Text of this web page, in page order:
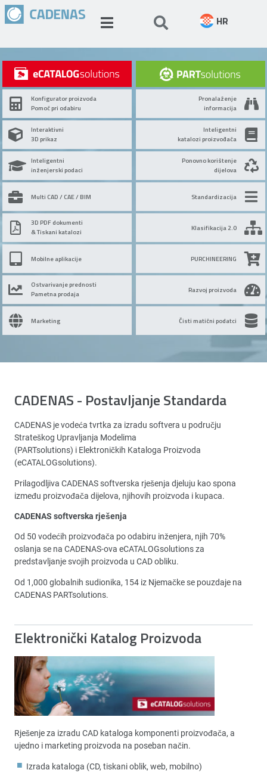
HR
Konfigurator proizvoda
Pomoć pri odabiru
Interaktivni
3D prikaz
Inteligentni
inženjerski podaci
Multi CAD / CAE / BIM
3D PDF dokumenti
& Tiskani katalozi
Mobilne aplikacije
Ostvarivanje prednosti
Pametna prodaja
Marketing
Pronalaženje
informacija
Inteligentni
katalozi proizvođača
Ponovno korištenje
dijelova
Standardizacija
Klasifikacija 2.0
PURCHINEERING
Razvoj proizvoda
Čisti matični podatci
CADENAS - Postavljanje Standarda
CADENAS je vodeća tvrtka za izradu softvera u području
Strateškog Upravljanja Modelima
(PARTsolutions) i Elektroničkih Kataloga Proizvoda
(eCATALOGsolutions).
Prilagodljiva CADENAS softverska rješenja djeluju kao spona
između proizvođača dijelova, njihovih proizvoda i kupaca.
CADENAS softverska rješenja
Od 50 vodećih proizvođača po odabiru inženjera, njih 70%
oslanja se na CADENAS-ova eCATALOGsolutions za
predstavljanje svojih proizvoda u CAD obliku.
Od 1,000 globalnih sudionika, 154 iz Njemačke se pouzdaje na
CADENAS PARTsolutions.
Elektronički Katalog Proizvoda
Rješenje za izradu CAD kataloga komponenti proizvođača, a
ujedno i marketing proizvoda na poseban način.
Izrada kataloga (CD, tiskani oblik, web, mobilno)